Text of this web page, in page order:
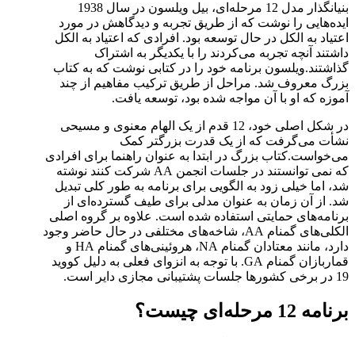
بنیانگذار مدل 12 مرحله‌ای، بیل ویلسون در سال 1938
ایده‌هایی را نوشت که از طریق تجربه و دیدگاهش در مورد
اعتیاد به الکل در حال توسعه بود. افرادی که اعتیاد به الکل
داشتند آنچه تجربه می‌کردند را با یکدیگر به اشتراک
گذاشتند.ویلسون برنامه خود را در کتابی نوشت که به کتاب
بزرگ معروف شد. مراحل از طریق ترکیب مفاهیم از چند
آموزه که او با آن مواجه شده بود، توسعه یافت.
در شکل اصلی خود، 12 قدم از یک الهام معنوی و مسیحی
نشأت می‌گرفت که از یک قدرت بزرگتر کمک
می‌خواست.کتاب بزرگ در ابتدا به عنوان راهنما برای افرادی
که نمی توانستند در جلسات انجمن AA شرکت کنند نوشته
شد، اما خیلی زود به الگویی برای برنامه به طور کلی تبدیل
شد. از آن زمان به ‌عنوان مدلی برای طیف گسترده‌ای از
برنامه‌های حمایتی استفاده شده است. علاوه بر گروه اصلی
الکلی‌های گمنام AA، شاخه‌های مختلفی در حال حاضر وجود
دارد، مانند معتادان گمنام NA، هروئینی‌های گمنام HA و
قماربازان گمنام GA. با توجه به انزوای فعلی به دلیل کووید
19 در برخی کشورها جلسات پشتیبانی مجازی دایر است.
برنامه 12 مرحله‌ای چیست؟